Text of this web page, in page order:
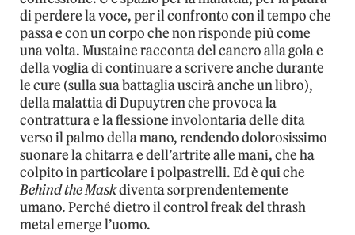
di perdere la voce, per il confronto con il tempo che
passa e con un corpo che non risponde più come
una volta. Mustaine racconta del cancro alla gola e
della voglia di continuare a scrivere anche durante
le cure (sulla sua battaglia uscirà anche un libro),
della malattia di Dupuytren che provoca la
contrattura e la flessione involontaria delle dita
verso il palmo della mano, rendendo dolorosissimo
suonare la chitarra e dell’artrite alle mani, che ha
colpito in particolare i polpastrelli. Ed è qui che
Behind the Maskdiventa sorprendentemente
umano. Perché dietro il control freak del thrash
metal emerge l’uomo.